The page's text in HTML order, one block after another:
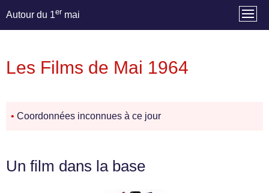
Autour du 1er mai
Les Films de Mai 1964
• Coordonnées inconnues à ce jour
Un film dans la base